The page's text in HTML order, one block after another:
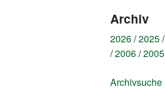
Archiv
2026 2025
2006 2005
Archivsuche